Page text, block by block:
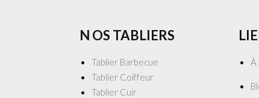
N OS TABLIERS
Tablier Barbecue
Tablier Coiffeur
Tablier Cuir
À